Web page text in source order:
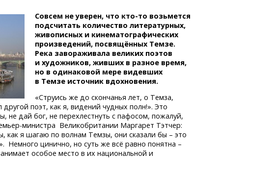
Совсем не уверен, что кто-то возьмется
подсчитать количество литературных,
живописных и кинематографических
произведений, посвящённых Темзе.
Река завораживала великих поэтов
и художников, живших в разное время,
но в одинаковой мере видевших
в Темзе источник вдохновения.
«Струись же до скончанья лет, о Темза,
поэт, как я, видений чудных полн!». Это
дай бог, не перехлестнуть с пафосом, пожалуй,
министра Великобритании Маргарет Тэтчер:
как я шагаю по волнам Темзы, они сказали бы – это
Немного цинично, но суть же всё равно понятна –
особое место в их национальной и